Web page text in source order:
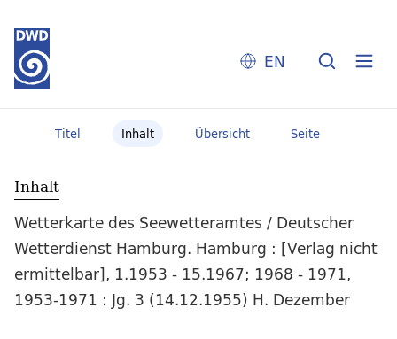
EN
Titel Inhalt Übersicht Seite
Inhalt
Wetterkarte des Seewetteramtes / Deutscher
Wetterdienst Hamburg. Hamburg : [Verlag nicht
ermittelbar], 1.1953 - 15.1967; 1968 - 1971,
1953-1971 : Jg. 3 (14.12.1955) H. Dezember